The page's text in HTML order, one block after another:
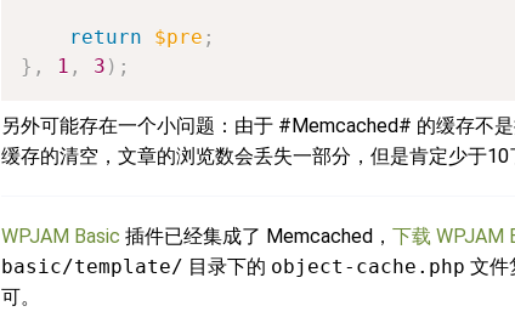
return $pre ;
} , 1 , 3 ) ;
另外可能存在一个小问题：由于 #Memcached# 的缓存不
缓存的清空，文章的浏览数会丢失一部分，但是肯定少于10
WPJAM Basic 插件已经集成了 Memcached， 下载 WPJAM
basic/template/ 目录下的 object-cache.php 文件
可。